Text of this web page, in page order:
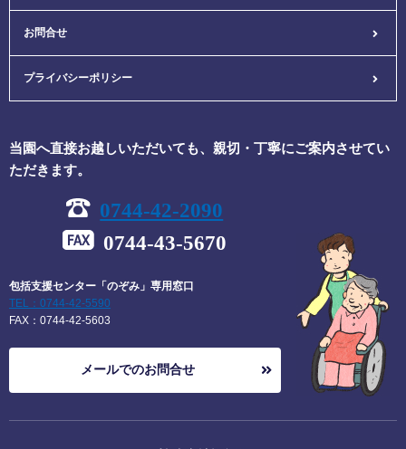
お問合せ
プライバシーポリシー
当園へ直接お越しいただいても、親切・丁寧にご案内させてい
ただきます。
0744-42-2090
0744-43-5670
包括支援センター「のぞみ」専用窓口
TEL：0744-42-5590
FAX：0744-42-5603
メールでのお問合せ